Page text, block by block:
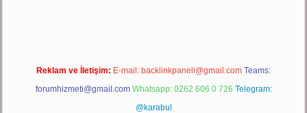
Reklam ve İletişim: E-mail: backlinkpaneli@gmail.com Teams:
forumhizmeti@gmail.com Whatsapp: 0262 606 0 726 Telegram:
@karabul